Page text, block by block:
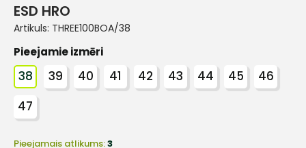
ESD HRO
Artikuls: THREE100BOA/38
Pieejamie izmēri
38 39 40 41 42 43 44 45
46
47
Pieejamais atlikums:3